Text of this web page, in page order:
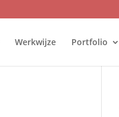
Werkwijze Portfolio